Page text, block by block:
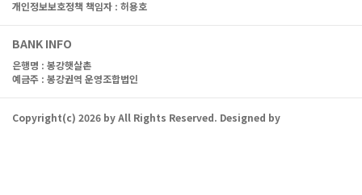
개인정보보호정책 책임자 : 허용호
BANK INFO
은행명 : 봉강햇살촌
예금주 : 봉강권역 운영조합법인
Copyright(c) 2026 byAll Rights Reserved. Designed by